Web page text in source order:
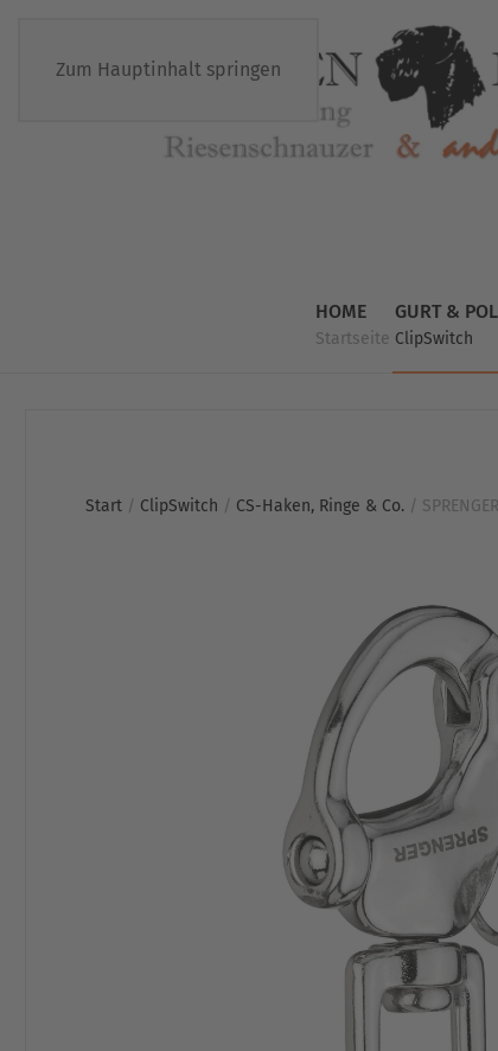
Zum Hauptinhalt springen
HOME
Startseite
GURT &
ClipSwitch
Start / ClipSwitch / CS-Haken, Ringe & Co. /